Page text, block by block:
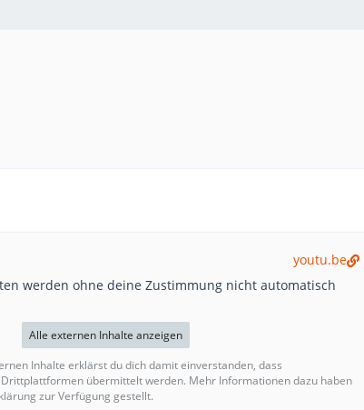
youtu.be
werden ohne deine Zustimmung nicht automatisch
Alle externen Inhalte anzeigen
Inhalte erklärst du dich damit einverstanden, dass
übermittelt werden. Mehr Informationen dazu haben
zur Verfügung gestellt.